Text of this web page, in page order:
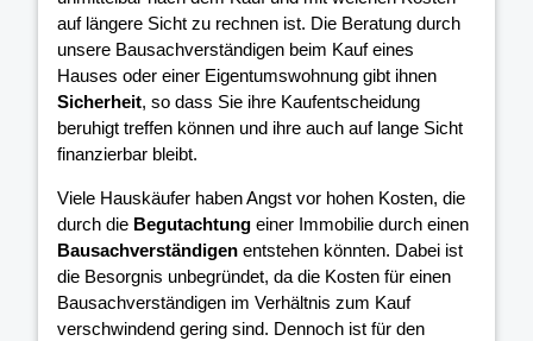
auf längere Sicht zu rechnen ist. Die Beratung durch
unsere Bausachverständigen beim Kauf eines
Hauses oder einer Eigentumswohnung gibt ihnen
Sicherheit, so dass Sie ihre Kaufentscheidung
beruhigt treffen können und ihre auch auf lange Sicht
finanzierbar bleibt.
Viele Hauskäufer haben Angst vor hohen Kosten, die
durch die Begutachtung einer Immobilie durch einen
Bausachverständigen entstehen könnten. Dabei ist
die Besorgnis unbegründet, da die Kosten für einen
Bausachverständigen im Verhältnis zum Kauf
verschwindend gering sind. Dennoch ist für den